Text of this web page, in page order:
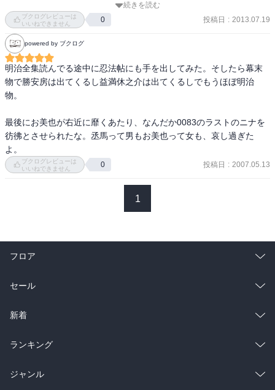
登場する忍者はたった独り、忍法はわずか数種類、舞台は異例の幕
末…と、これが忍法帖長編第三作目とは思えない挑戦的な作品。ラ
スト間際は悲愴感に耐えられず「早くみんな死んでくれ」と願って
しまったほどでした。傑作。
続きを読む
ブクログレビューは
いいねできません
0 投稿日 : 2013.07.19
powered by ブクログ
明治全集読んでる途中に忍法帖にも手を出してみた。そしたら幕末
物で勝安房は出てくるし益満休之介は出てくるしでもうほぼ明治
物。
最後にお美也が右近に靡くあたり、なんだか0083のラストのニナを
彷彿とさせられたな。丞馬って男もお美也って女も、哀し過ぎた
よ。
ブクログレビューは
いいねできません
0 投稿日 : 2007.05.13
1
フロア
総合
ラノベ
雑誌・グラビア
BL・TL
セール
総合
ラノベ
雑誌・グラビア
新着
総合
ラノベ
ランキング
総合
ジャンル